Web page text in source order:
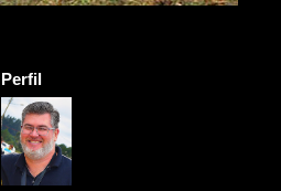
Perfil